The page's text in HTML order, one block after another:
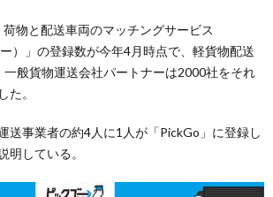
物と配送車両のマッチングサービス
）」の登録数が今年4月時点で、軽貨物配送
般貨物運送会社パートナーは2000社をそれ
た。
送事業者の約4人に1人が「PickGo」に登録し
明している。